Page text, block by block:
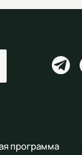
программа